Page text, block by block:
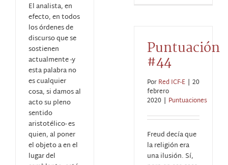
El analista, en
efecto, en todos
los órdenes de
discurso que se
sostienen
actualmente -y
esta palabra no
es cualquier
cosa, si damos al
acto su pleno
sentido
aristotélico- es
quien, al poner
el objeto a en el
lugar del
Puntuación
#44
PorRed ICF-E | 20
febrero
2020 | Puntuaciones
Freud decía que
la religión era
una ilusión. Sí,